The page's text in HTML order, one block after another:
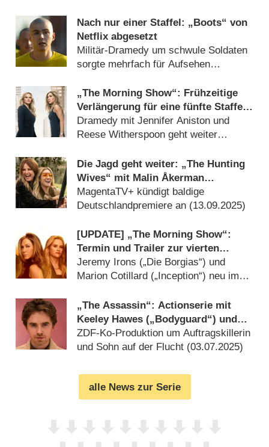
Nach nur einer Staffel: „Boots“ von
Netflix abgesetzt
Militär-Dramedy um schwule Soldaten
sorgte mehrfach für Aufsehen
„The Morning Show“: Frühzeitige
Verlängerung für eine fünfte Staffel
bestätigt
Dramedy mit Jennifer Aniston und
Reese Witherspoon geht weiter
Die Jagd geht weiter: „The Hunting
Wives“ mit Malin Åkerman
(„Billions“) erhält zweite Staffel
MagentaTV+ kündigt baldige
Deutschlandpremiere an (13.09.2025)
[UPDATE] „The Morning Show“:
Termin und Trailer zur vierten
Staffel mit Jennifer Aniston und
Reese Witherspoon
Jeremy Irons („Die Borgias“) und
Marion Cotillard („Inception“) neu im
„The Assassin“: Actionserie mit
Keeley Hawes („Bodyguard“) und
Freddie Highmore („Good Doctor“)
erhält Termin
ZDF-Ko-Produktion um Auftragskillerin
und Sohn auf der Flucht (03.07.2025)
alle News zur Serie